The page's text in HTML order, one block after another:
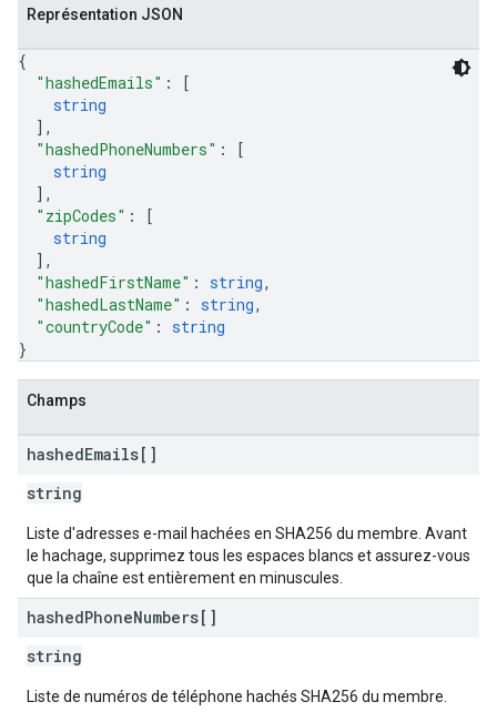
Représentation JSON
{
"hashedEmails" :
[
string
] ,
"hashedPhoneNumbers" :
[
string
] ,
"zipCodes" :
[
string
] ,
"hashedFirstName" : string,
"hashedLastName" : string,
"countryCode" : string
}
Champs
hashedEmails[]
string
Liste d'adresses e-mail hachées en SHA256 du membre. Avant
le hachage, supprimez tous les espaces blancs et assurez-vous
que la chaîne est entièrement en minuscules.
hashedPhoneNumbers[]
string
Liste de numéros de téléphone hachés SHA256 du membre.